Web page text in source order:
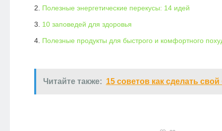
Полезные энергетические перекусы: 14 идей
10 заповедей для здоровья
Полезные продукты для быстрого и комфортного
Читайте также: 15 советов как сделать